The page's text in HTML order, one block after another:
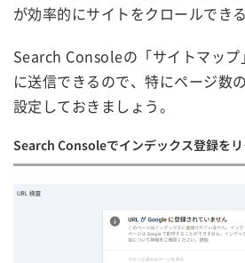
が効率的にサイトをクロールでき
Search Consoleの「サイトマップ
に送信できるので、特にページ数
設定しておきましょう。
Search Consoleでインデックス登録をリ